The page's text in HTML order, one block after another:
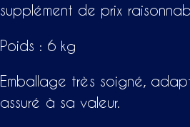
supplément de prix
Poids : 6 kg
Emballage très soigné,
assuré à sa valeur.